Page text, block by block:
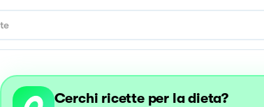
Cerchi ricette per la dieta?